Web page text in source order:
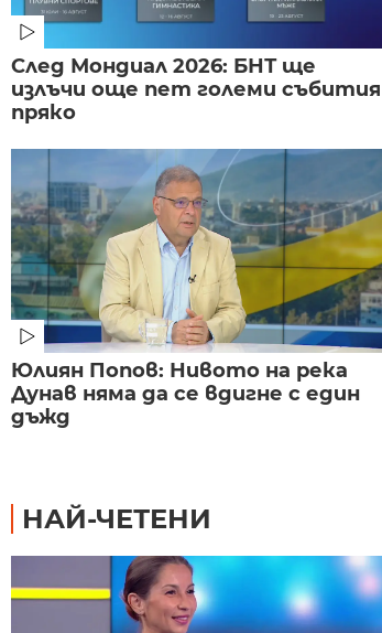
След Мондиал 2026: БНТ ще
излъчи още пет големи събития
пряко
Юлиян Попов: Нивото на река
Дунав няма да се вдигне с един
дъжд
НАЙ-ЧЕТЕНИ